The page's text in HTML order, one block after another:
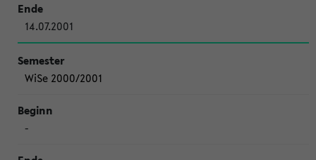
14.07.2001
WiSe 2000/2001
-